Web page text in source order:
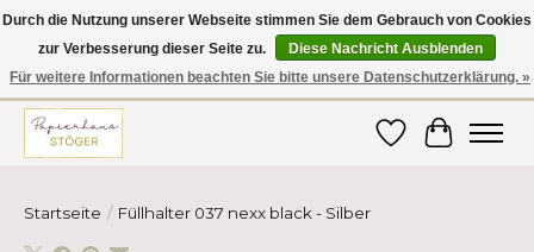
Hier finden Sie hochwertige Produkte im Bereich Schule, Büro, Papier,
Schreiben und vieles mehr! Erhalten Sie Ihre Bestellung bequem nach
Hause oder ins Büro geliefert!
Wunschzettel
Ihr
Startseite / Füllhalter 037 nexx black - Silber
Durch die Nutzung unserer Webseite stimmen Sie dem Gebrauch von Cookies
zur Verbesserung dieser Seite zu.
Diese Nachricht Ausblenden
Für weitere Informationen beachten Sie bitte unsere Datenschutzerklärung. »